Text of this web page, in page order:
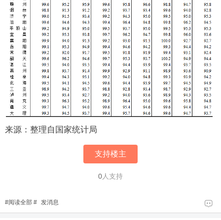
来源：整理自国家统计局
支持楼主
0人支持
#阅读全部 # 发消息